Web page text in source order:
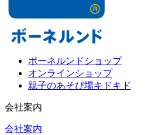
ボーネルンドショップ
オンラインショップ
親子のあそび場キドキド
会社案内
会社案内